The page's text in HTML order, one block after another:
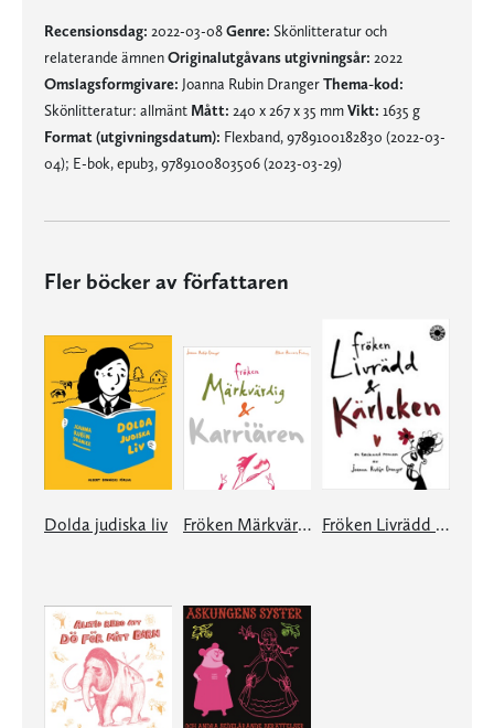
Recensionsdag: 2022-03-08Genre: Skönlitteratur och
relaterande ämnenOriginalutgåvans utgivningsår: 2022
Omslagsformgivare: Joanna Rubin DrangerThema-kod:
Skönlitteratur: allmänt Mått: 240 x 267 x 35 mmVikt: 1635 g
Format (utgivningsdatum): Flexband, 9789100182830 (2022-03-
04); E-bok, epub3, 9789100803506 (2023-03-29)
Fler böcker av författaren
Dolda judiska liv Fröken Märkvärdig och karriären Fröken Livrädd & Kärleken